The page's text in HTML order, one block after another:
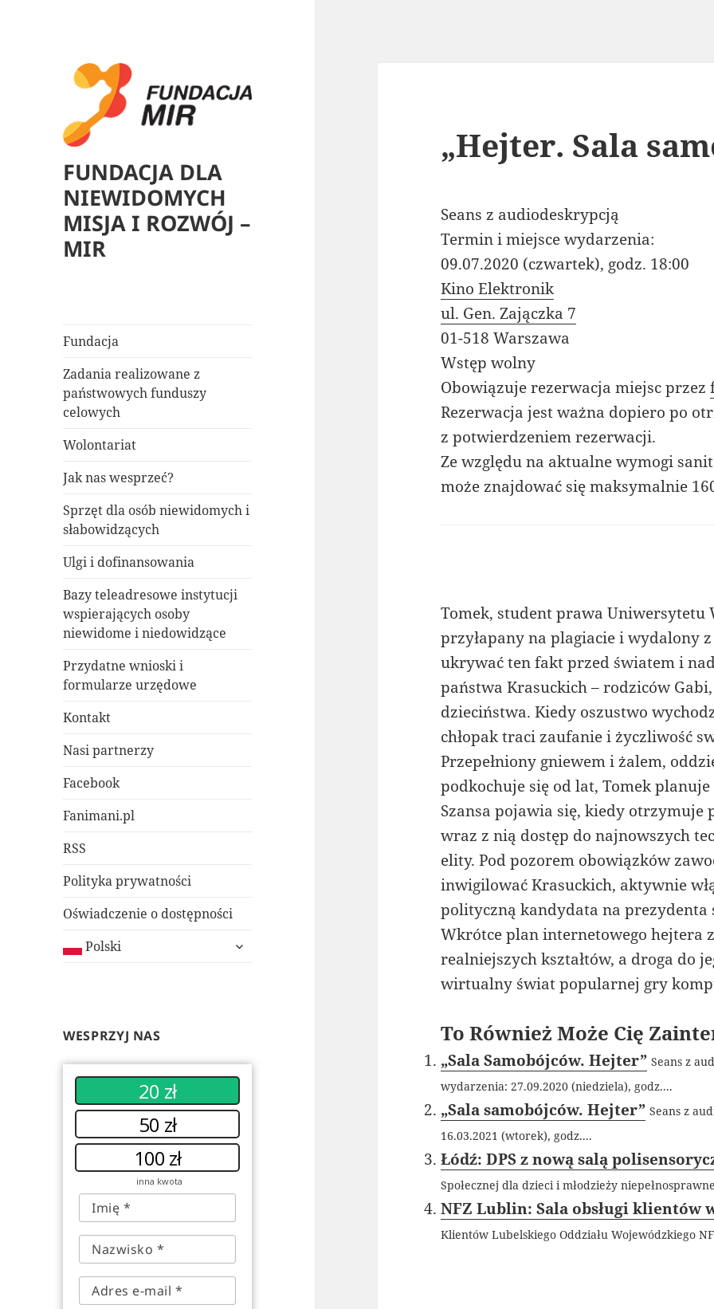
FUNDACJA DLA
NIEWIDOMYCH
MISJA I ROZWÓJ –
MIR
Fundacja
Zadania realizowane z
państwowych funduszy
celowych
Wolontariat
Jak nas wesprzeć?
Sprzęt dla osób niewidomych i
słabowidzących
Ulgi i dofinansowania
Bazy teleadresowe instytucji
wspierających osoby
niewidome i niedowidzące
Przydatne wnioski i
formularze urzędowe
Kontakt
Nasi partnerzy
Facebook
Fanimani.pl
RSS
Polityka prywatności
Oświadczenie o dostępności
Polski
rozwiń
WESPRZYJ NAS
20 zł
50 zł
100 zł
inna kwota
„Hejter. Sala
Seans z audiodeskrypcją
Termin i miejsce wydarzenia:
09.07.2020 (czwartek), godz. 18:00
Kino Elektronik
ul. Gen. Zajączka 7
01-518 Warszawa
Wstęp wolny
Obowiązuje rezerwacja miejsc przez
Rezerwacja jest ważna dopiero po
z potwierdzeniem rezerwacji.
Ze względu na aktualne wymogi
może znajdować się maksymalnie
Tomek, student prawa Uniwersytetu
przyłapany na plagiacie i wydalony
ukrywać ten fakt przed światem i
państwa Krasuckich – rodziców
dzieciństwa. Kiedy oszustwo
chłopak traci zaufanie i życzliwość
Przepełniony gniewem i żalem,
podkochuje się od lat, Tomek
Szansa pojawia się, kiedy otrzymuje
wraz z nią dostęp do najnowszych
elity. Pod pozorem obowiązków
inwigilować Krasuckich, aktywnie
polityczną kandydata na prezydenta
Wkrótce plan internetowego hejtera
realniejszych kształtów, a droga do
wirtualny świat popularnej gry
To Również Może Cię
„Sala Samobójców. Hejter” Seans z
wydarzenia: 27.09.2020 (niedziela), godz....
„Sala samobójców. Hejter” Seans z
16.03.2021 (wtorek), godz....
Łódź: DPS z nową salą
Społecznej dla dzieci i młodzieży
NFZ Lublin: Sala obsługi klientów
Klientów Lubelskiego Oddziału Wojewódzkiego